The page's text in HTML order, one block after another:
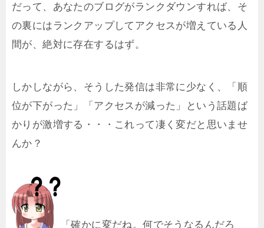
だって、あなたのブログがランクダウンすれば、そ
の裏にはランクアップしてアクセスが増えている人
間が、絶対に存在するはず。
しかしながら、そうした発信は非常に少なく、「順
位が下がった」「アクセスが減った」という話題ば
かりが激増する・・・これって凄く変だと思いませ
んか？
「確かに変だね。何でそうなるんだろ